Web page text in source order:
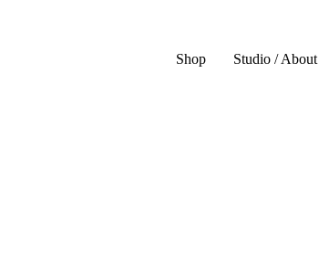
Shop Studio / About